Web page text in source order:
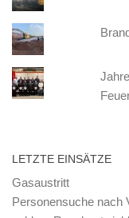
LETZTE EINSÄTZE
Gasaustritt
Personensuche nach